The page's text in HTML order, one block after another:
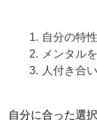
自分の特
メンタル
人付き合
自分に合った選